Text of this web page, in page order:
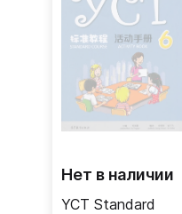
Нет в наличии
YCT Standard